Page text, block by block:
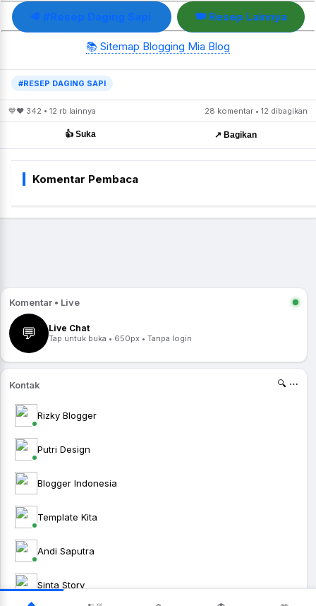
🥩 #Resep Daging Sapi 🍽️ Resep Lainnya
📚 Sitemap Blogging Mia Blog
#RESEP DAGING SAPI
💙❤️ 342 • 12 rb lainnya 28 komentar • 12 dibagikan
👍 Suka ↗️ Bagikan
Komentar Pembaca
Komentar • Live
💬 Live Chat
Tap untuk buka • 650px • Tanpa login
Kontak 🔍 ⋯
Rizky Blogger
Putri Design
Blogger Indonesia
Template Kita
Andi Saputra
Sinta Story